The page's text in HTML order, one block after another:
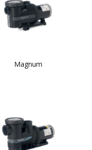
Magnum